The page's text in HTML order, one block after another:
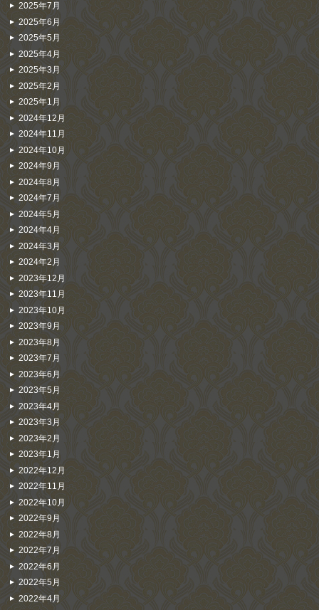
2025年7月
2025年6月
2025年5月
2025年4月
2025年3月
2025年2月
2025年1月
2024年12月
2024年11月
2024年10月
2024年9月
2024年8月
2024年7月
2024年5月
2024年4月
2024年3月
2024年2月
2023年12月
2023年11月
2023年10月
2023年9月
2023年8月
2023年7月
2023年6月
2023年5月
2023年4月
2023年3月
2023年2月
2023年1月
2022年12月
2022年11月
2022年10月
2022年9月
2022年8月
2022年7月
2022年6月
2022年5月
2022年4月